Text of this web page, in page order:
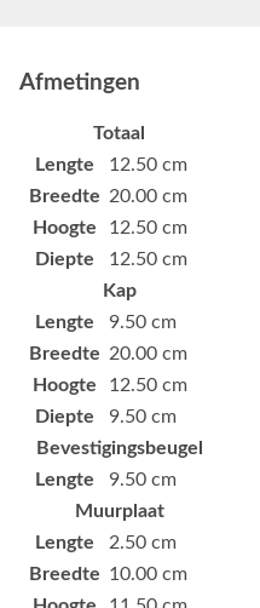
Afmetingen
Totaal
Lengte
12.50 cm
Breedte 20.00 cm
Hoogte
12.50 cm
Diepte
12.50 cm
Kap
Lengte
9.50 cm
Breedte 20.00 cm
Hoogte
12.50 cm
Diepte
9.50 cm
Bevestigingsbeugel
Lengte
9.50 cm
Muurplaat
Lengte
2.50 cm
Breedte 10.00 cm